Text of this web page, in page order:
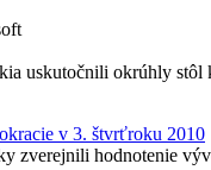
uskutočnili okrúhly stôl
v 3. štvrťroku 2010
zverejnili hodnotenie